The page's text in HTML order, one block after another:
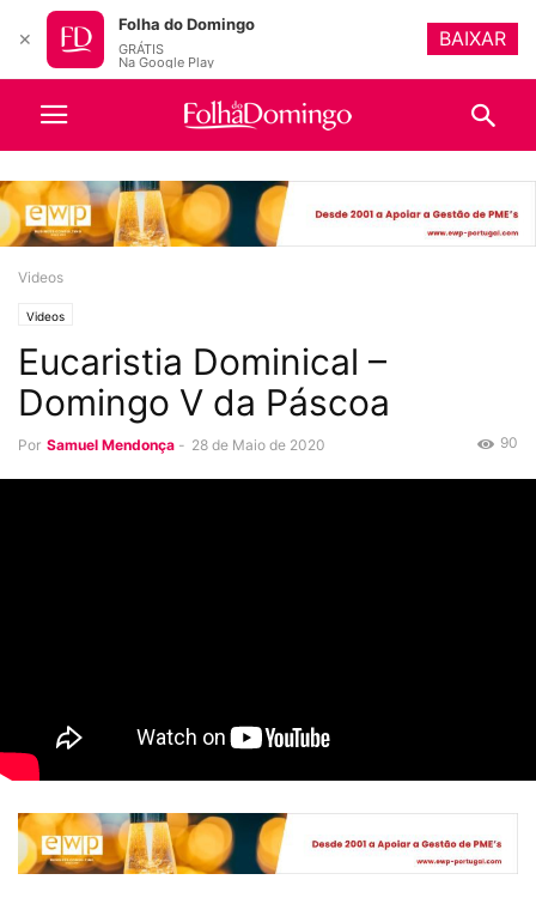
Videos
Videos
Eucaristia Dominical –
Domingo V da Páscoa
Por Samuel Mendonça - 28 de Maio de 2020 90
✕
Folha do Domingo
GRÁTIS
Na Google Play
BAIXAR